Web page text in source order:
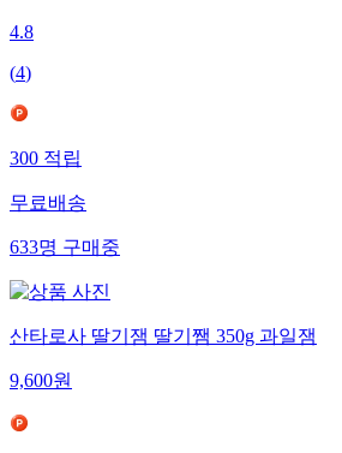
4.8
(4)
300적립
무료배송
633명구매중
산타로사 딸기잼 딸기쨈 350g 과일잼
9,600원